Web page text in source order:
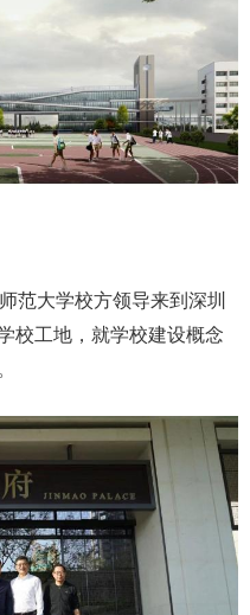
范大学校方领导来到深圳
校工地，就学校建设概念